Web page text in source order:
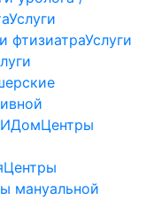
Услуги
фтизиатраУслуги
Центры
Центры
мануальной